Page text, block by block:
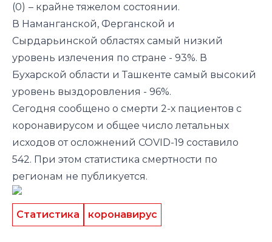
(0) – крайне тяжелом состоянии.
В Наманганской, Ферганской и
Сырдарьинской областях самый низкий
уровень излечения по стране - 93%. В
Бухарской области и Ташкенте самый высокий
уровень выздоровления - 96%.
Сегодня сообщено о смерти 2-х пациентов с
коронавирусом и общее число летальных
исходов от осложнений COVID-19 составило
542. При этом статистика смертности по
регионам не публикуется.
Статистика коронавирус